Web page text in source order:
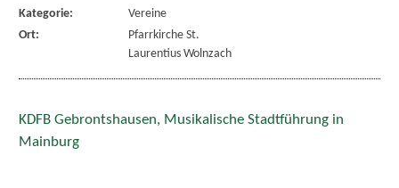
Kategorie:
Vereine
Ort:
Pfarrkirche St.
Laurentius Wolnzach
KDFB Gebrontshausen, Musikalische Stadtführung in
Mainburg